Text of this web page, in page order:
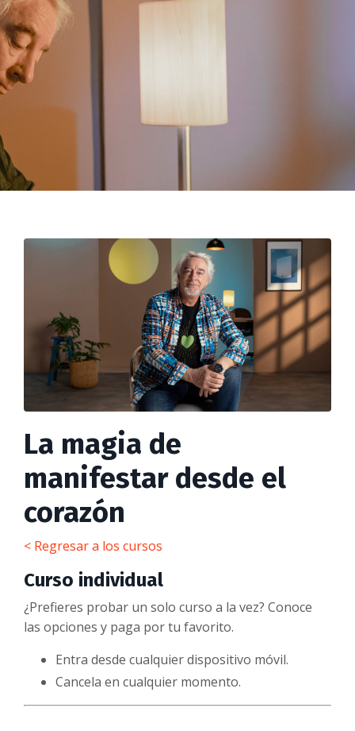
La magia de
manifestar desde el
corazón
< Regresar a los cursos
Curso individual
¿Prefieres probar un solo curso a la vez? Conoce
las opciones y paga por tu favorito.
Entra desde cualquier dispositivo móvil.
Cancela en cualquier momento.